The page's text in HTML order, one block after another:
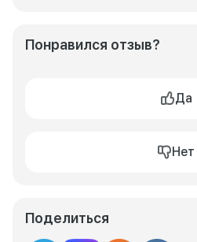
Понравился отзыв?
Да
Нет
Поделиться